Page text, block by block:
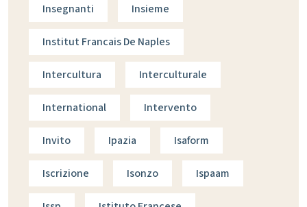
Insegnanti Insieme
Institut Francais De Naples
Intercultura Interculturale
International Intervento
Invito Ipazia Isaform
Iscrizione Isonzo Ispaam